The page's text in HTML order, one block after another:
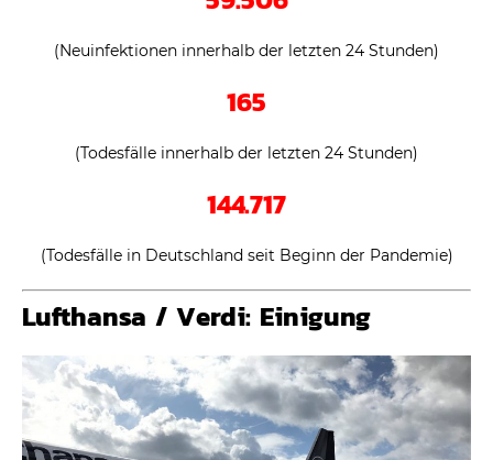
(Neuinfektionen innerhalb der letzten 24 Stunden)
165
(Todesfälle innerhalb der letzten 24 Stunden)
144.717
(Todesfälle in Deutschland seit Beginn der Pandemie)
Lufthansa / Verdi: Einigung